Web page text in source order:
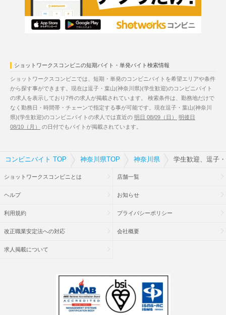
ショットワークスコンビニの短期バイト・単発バイト検索情報
ショットワークスコンビニでは、短期・単発のコンビニバイトを希望エリアや条件
から探す事ができます。現在は逗子・葉山(神奈川県)(学生歓迎)のコンビニバイト
の求人を表示しており7件の求人が掲載されています。 検索条件は、勤務地だけで
なく勤務日・時間帯・チェーンで指定する事が可能です。現在逗子・葉山(神奈川
県)(学生歓迎)のコンビニバイトの求人では直近の 明日 08/09（日）
明後日
08/10（月）
の日付でもバイトが掲載されています。
コンビニバイト TOP 神奈川県TOP 神奈川県 学生歓迎、逗子
ショットワークスコンビニとは 店舗一覧
ヘルプ お知らせ
利用規約 プライバシーポリシー
改正職業安定法への対応 会社概要
求人掲載について